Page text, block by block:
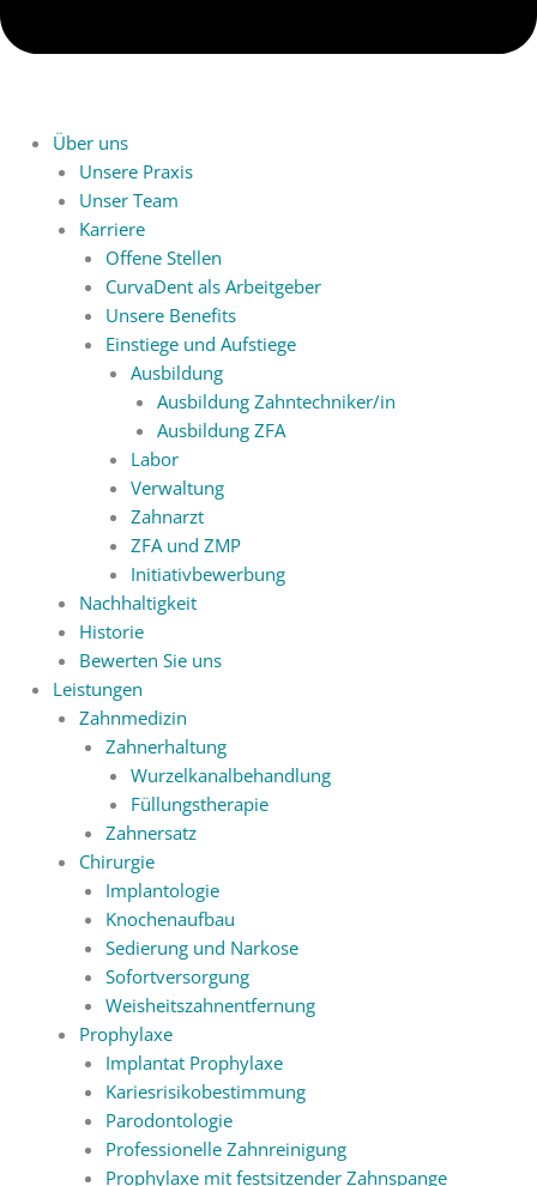
Über uns
Unsere Praxis
Unser Team
Karriere
Offene Stellen
CurvaDent als Arbeitgeber
Unsere Benefits
Einstiege und Aufstiege
Ausbildung
Ausbildung Zahntechniker/in
Ausbildung ZFA
Labor
Verwaltung
Zahnarzt
ZFA und ZMP
Initiativbewerbung
Nachhaltigkeit
Historie
Bewerten Sie uns
Leistungen
Zahnmedizin
Zahnerhaltung
Wurzelkanalbehandlung
Füllungstherapie
Zahnersatz
Chirurgie
Implantologie
Knochenaufbau
Sedierung und Narkose
Sofortversorgung
Weisheitszahnentfernung
Prophylaxe
Implantat Prophylaxe
Kariesrisikobestimmung
Parodontologie
Professionelle Zahnreinigung
Prophylaxe mit festsitzender Zahnspange